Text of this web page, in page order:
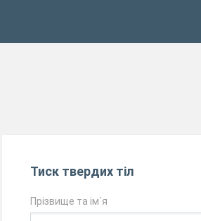
Тиск твердих тіл
Прізвище та ім`я